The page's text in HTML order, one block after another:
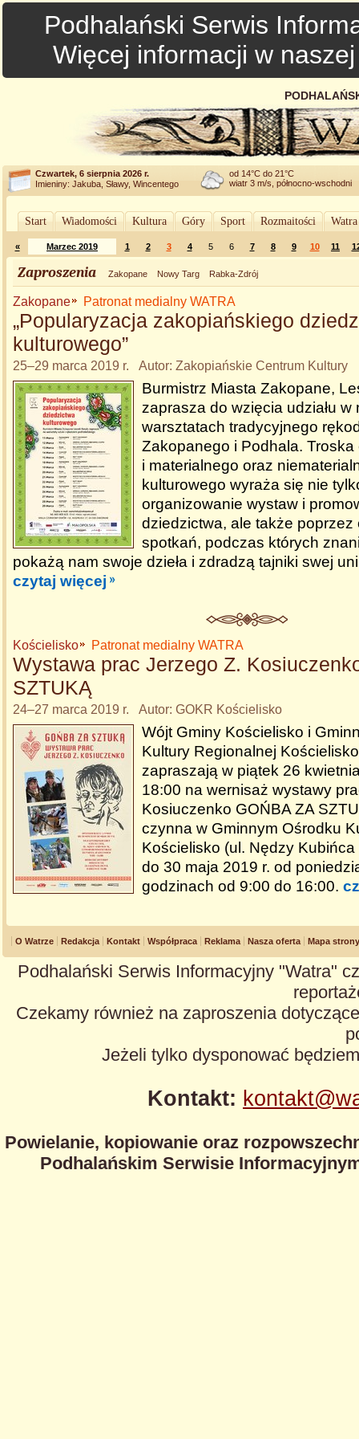
Podhalański Serwis
Więcej informacji w
Czwartek, 6 sierpnia 2026 r.
Imieniny: Jakuba, Sławy, Wincentego
od 14°C do 21°C
wiatr 3 m/s, północno-wschodni
Start Wiadomości Kultura Góry Sport Rozmaitości
« Marzec 2019 1 2 3 4 5 6 7 8 9 10 11
Zaproszenia Zakopane Nowy Targ Rabka-Zdrój
Zakopane Patronat medialny WATRA
„Popularyzacja zakopiańskiego
kulturowego”
25–29 marca 2019 r. Autor: Zakopiańskie Centrum Kultury
Burmistrz Miasta Zakopane,
zaprasza do wzięcia udziału w
warsztatach tradycyjnego
Zakopanego i Podhala.
i materialnego oraz
kulturowego wyraża się nie
organizowanie wystaw i
dziedzictwa, ale także poprzez
spotkań, podczas których
pokażą nam swoje dzieła i zdradzą tajniki swej
czytaj więcej
Kościelisko Patronat medialny WATRA
Wystawa prac Jerzego Z.
SZTUKĄ
24–27 marca 2019 r. Autor: GOKR Kościelisko
Wójt Gminy Kościelisko i
Kultury Regionalnej
zapraszają w piątek 26
18:00 na wernisaż wystawy
Kosiuczenko GOŃBA ZA
czynna w Gminnym Ośrodku
Kościelisko (ul. Nędzy
do 30 maja 2019 r. od
godzinach od 9:00 do 16:00.
O Watrze Redakcja Kontakt Współpraca Reklama Nasza oferta Mapa strony
Podhalański Serwis Informacyjny "Watra"
Czekamy również na zaproszenia
Jeżeli tylko dysponować
Kontakt:
Powielanie, kopiowanie oraz
Podhalańskim Serwisie